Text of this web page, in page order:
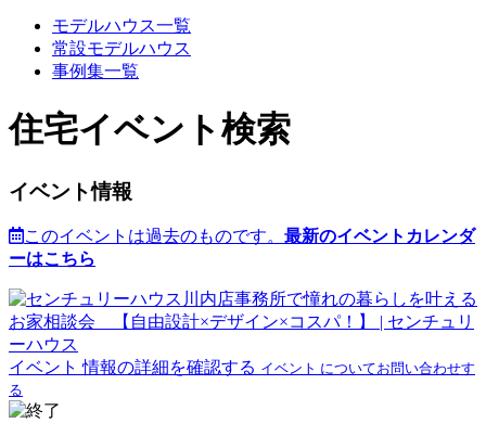
モデルハウス一覧
常設モデルハウス
事例集一覧
住宅イベント検索
イベント情報
このイベントは過去のものです。 最新のイベントカレンダ
ーはこちら
イベント 情報の詳細を確認する イベント についてお問い合わせす
る